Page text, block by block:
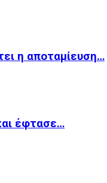
η αποταμίευση…
έφτασε…